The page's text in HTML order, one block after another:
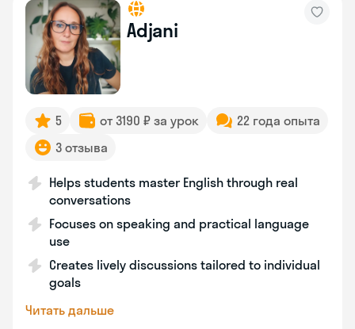
Adjani
5 от 3190 ₽ за урок
22 года опыта
3 отзыва
Helps students master English through real
conversations
Focuses on speaking and practical language
use
Creates lively discussions tailored to individual
goals
Читать дальше